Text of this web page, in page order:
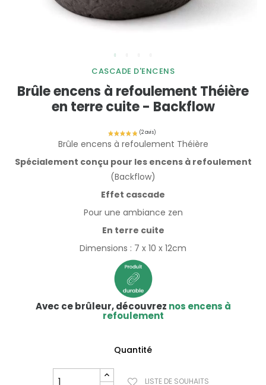
CASCADE D'ENCENS
Brûle encens à refoulement Théière
en terre cuite - Backflow
Brûle encens à refoulement Théière
Spécialement conçu pour les encens à refoulement
(Backflow)
Effet cascade
Pour une ambiance zen
En terre cuite
Dimensions : 7 x 10 x 12cm
Avec ce brûleur, découvrez nos encens à
refoulement
Quantité
LISTE DE SOUHAITS